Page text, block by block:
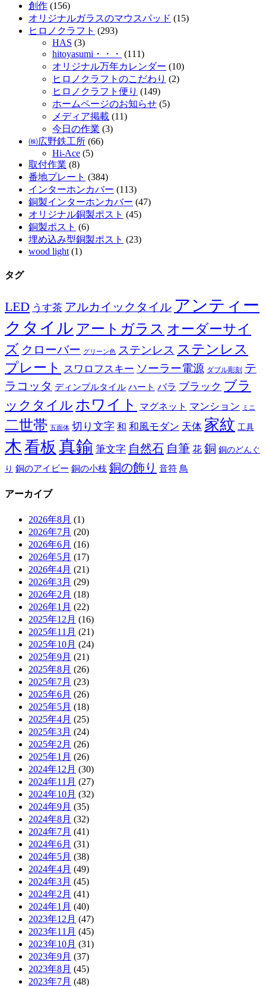
創作 (156)
オリジナルガラスのマウスパッド (15)
ヒロノクラフト (293)
HAS (3)
hitoyasumi・・・ (111)
オリジナル万年カレンダー (10)
ヒロノクラフトのこだわり (2)
ヒロノクラフト便り (149)
ホームページのお知らせ (5)
メディア掲載 (11)
今日の作業 (3)
㈱広野鉄工所 (66)
Hi-Ace (5)
取付作業 (8)
番地プレート (384)
インターホンカバー (113)
銅製インターホンカバー (47)
オリジナル銅製ポスト (45)
銅製ポスト (6)
埋め込み型銅製ポスト (23)
wood light (1)
タグ
LED うす茶 アルカイックタイル アンティー
クタイル アートガラス オーダーサイ
ズ クローバー グリーン色 ステンレス ステンレス
プレート スワロフスキー ソーラー電源 ダブル彫刻 テ
ラコッタ ディンプルタイル ハート バラ ブラック ブラ
ックタイル ホワイト マグネット マンション ミニ
二世帯 五面体 切り文字 和 和風モダン 天体 家紋 工具
木看板 真鍮 筆文字 自然石 自筆 花 銅 銅のどんぐ
り 銅のアイビー 銅の小枝 銅の飾り 音符 鳥
アーカイブ
2026年8月 (1)
2026年7月 (20)
2026年6月 (16)
2026年5月 (17)
2026年4月 (21)
2026年3月 (29)
2026年2月 (18)
2026年1月 (22)
2025年12月 (16)
2025年11月 (21)
2025年10月 (24)
2025年9月 (21)
2025年8月 (26)
2025年7月 (23)
2025年6月 (26)
2025年5月 (18)
2025年4月 (25)
2025年3月 (24)
2025年2月 (26)
2025年1月 (26)
2024年12月 (30)
2024年11月 (27)
2024年10月 (32)
2024年9月 (35)
2024年8月 (32)
2024年7月 (41)
2024年6月 (31)
2024年5月 (38)
2024年4月 (49)
2024年3月 (45)
2024年2月 (41)
2024年1月 (40)
2023年12月 (47)
2023年11月 (45)
2023年10月 (31)
2023年9月 (37)
2023年8月 (45)
2023年7月 (48)